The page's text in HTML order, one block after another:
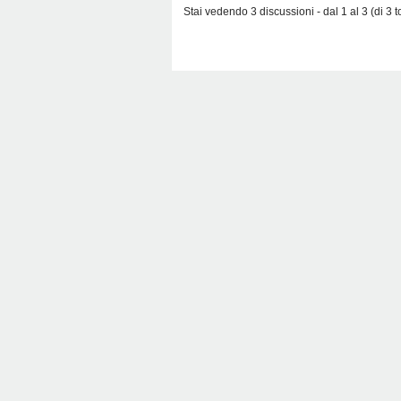
Stai vedendo 3 discussioni - dal 1 al 3 (di 3